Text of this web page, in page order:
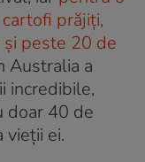
prăjiți,
și peste 20 de
Australia a
incredibile,
doar 40 de
vieții ei.